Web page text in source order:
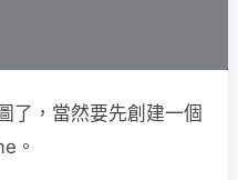
了，當然要先創建一個
。